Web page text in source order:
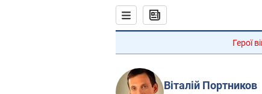
Герої
Віталій Портников